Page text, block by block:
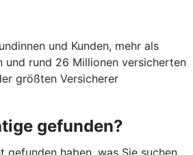
und Kunden, mehr als
und rund 26 Millionen versicherten
größten Versicherer
gefunden?
gefunden haben, was Sie suchen,